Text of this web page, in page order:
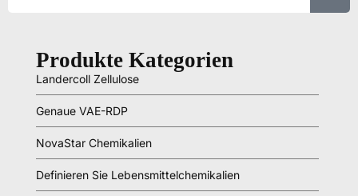
Produkte Kategorien
Landercoll Zellulose
Genaue VAE-RDP
NovaStar Chemikalien
Definieren Sie Lebensmittelchemikalien